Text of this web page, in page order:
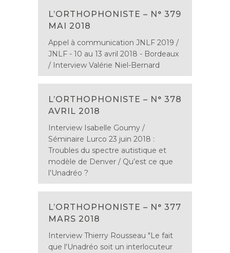
L’ORTHOPHONISTE – N° 379
MAI 2018
Appel à communication JNLF 2019 /
JNLF - 10 au 13 avril 2018 - Bordeaux
/ Interview Valérie Niel-Bernard
L’ORTHOPHONISTE – N° 378
AVRIL 2018
Interview Isabelle Goumy /
Séminaire Lurco 23 juin 2018 :
Troubles du spectre autistique et
modèle de Denver / Qu’est ce que
l’Unadréo ?
L’ORTHOPHONISTE – N° 377
MARS 2018
Interview Thierry Rousseau "Le fait
que l'Unadréo soit un interlocuteur